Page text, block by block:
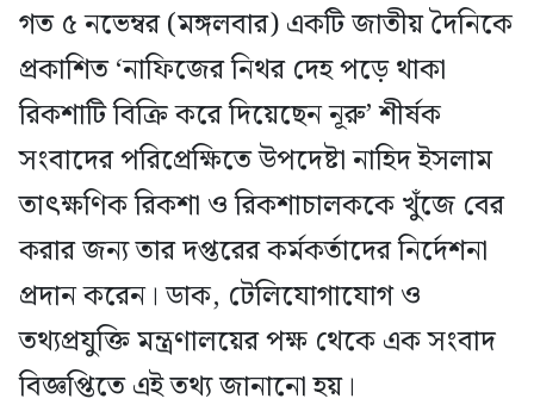
গত ৫ নভেম্বর (মঙ্গলবার) একটি জাতীয় দৈনিকে
প্রকাশিত ‘নাফিজের নিথর দেহ পড়ে থাকা
রিকশাটি বিক্রি করে দিয়েছেন নূরু’ শীর্ষক
সংবাদের পরিপ্রেক্ষিতে উপদেষ্টা নাহিদ ইসলাম
তাৎক্ষণিক রিকশা ও রিকশাচালককে খুঁজে বের
করার জন্য তার দপ্তরের কর্মকর্তাদের নির্দেশনা
প্রদান করেন। ডাক, টেলিযোগাযোগ ও
তথ্যপ্রযুক্তি মন্ত্রণালয়ের পক্ষ থেকে এক সংবাদ
বিজ্ঞপ্তিতে এই তথ্য জানানো হয়।